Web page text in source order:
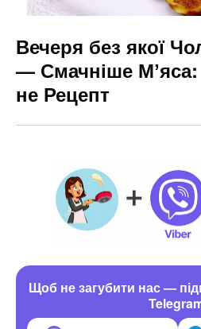
Вечеря без якої
— Смачніше Мʼяса:
не Рецепт
Щоб не загубити нас —